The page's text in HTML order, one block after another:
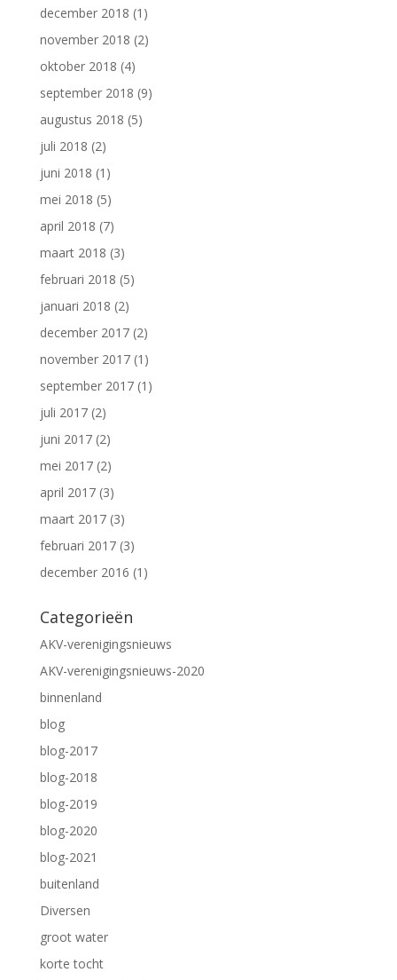
december 2018 (1)
november 2018 (2)
oktober 2018 (4)
september 2018 (9)
augustus 2018 (5)
juli 2018 (2)
juni 2018 (1)
mei 2018 (5)
april 2018 (7)
maart 2018 (3)
februari 2018 (5)
januari 2018 (2)
december 2017(2)
november 2017(1)
september 2017(1)
juli 2017(2)
juni 2017(2)
mei 2017(2)
april 2017(3)
maart 2017(3)
februari 2017(3)
december 2016 (1)
Categorieën
AKV-verenigingsnieuws
AKV-verenigingsnieuws-2020
binnenland
blog
blog-2017
blog-2018
blog-2019
blog-2020
blog-2021
buitenland
Diversen
groot water
korte tocht